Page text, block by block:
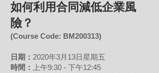
如何利用合同減低企業風
險？
(Course Code: BM200313)
日期： 2020年3月13日星期五
時間：
上午9:30 - 下午12:45